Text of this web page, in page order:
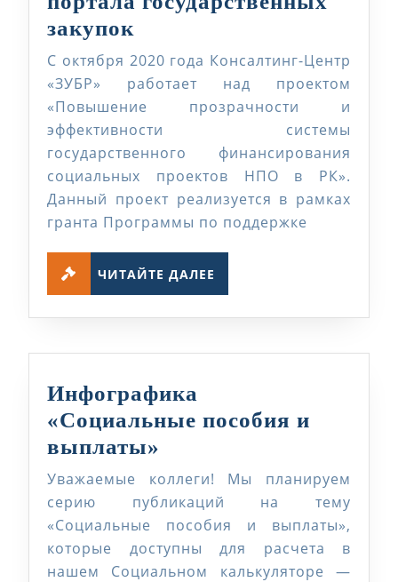
закупок
сторона
Веб-
портала
государственных
закупок
С октября 2020 года Консалтинг-Центр
«ЗУБР» работает над проектом
«Повышение прозрачности и
эффективности системы
государственного финансирования
социальных проектов НПО в РК».
Данный проект реализуется в рамках
гранта Программы по поддержке
ЧИТАЙТЕ ДАЛЕЕ
Инфографика
«Социальные пособия и
выплаты»
«Социальные
пособия
и
выплаты»
Уважаемые коллеги! Мы планируем
серию публикаций на тему
«Социальные пособия и выплаты»,
которые доступны для расчета в
нашем Социальном калькуляторе —